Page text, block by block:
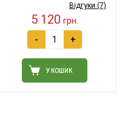
Відгуки (7)
5 120 грн.
- +
У КОШИК